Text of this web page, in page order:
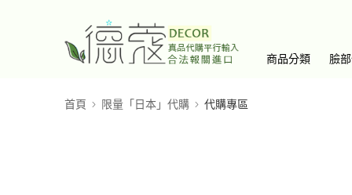
商品分類 臉
首頁 限量「日本」代購 代購專區